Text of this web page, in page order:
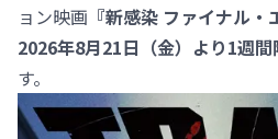
ョン映画 『新感染 ファイナル
2026年8月21日（金）より1週
す。